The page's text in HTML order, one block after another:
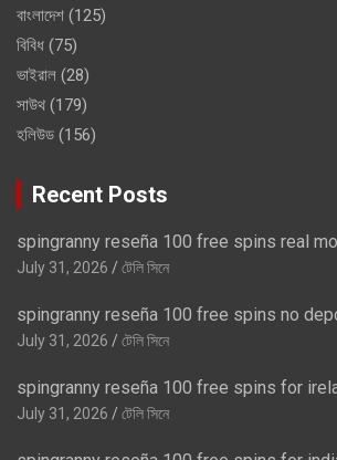
বাংলাদেশ (125)
বিবিধ (75)
ভাইরাল (28)
সাউথ (179)
হলিউড (156)
Recent Posts
spingranny reseña 100 free spins real
July 31, 2026 টেলি সিনে
spingranny reseña 100 free spins no
July 31, 2026 টেলি সিনে
spingranny reseña 100 free spins for
July 31, 2026 টেলি সিনে